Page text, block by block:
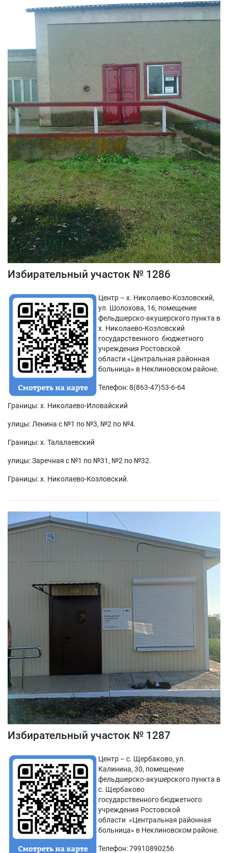
Избирательный участок № 1286
Центр – х. Николаево-Козловский,
ул. Шолохова, 16, помещение
фельдшерско-акушерского пункта в
х. Николаево-Козловский
государственного бюджетного
учреждения Ростовской
области «Центральная районная
больница» в Неклиновском районе.
Телефон: 8(863-47)53-6-64
Границы: х. Николаево-Иловайский
улицы: Ленина с №1 по №3, №2 по №4.
Границы: х. Талалаевский
улицы: Заречная с №1 по №31, №2 по №32.
Границы: х. Николаево-Козловский.
Избирательный участок № 1287
Центр – с. Щербаково, ул.
Калинина, 30, помещение
фельдшерско-акушерского пункта в
с. Щербаково
государственного бюджетного
учреждения Ростовской
области «Центральная районная
больница» в Неклиновском районе.
Телефон: 79910890256